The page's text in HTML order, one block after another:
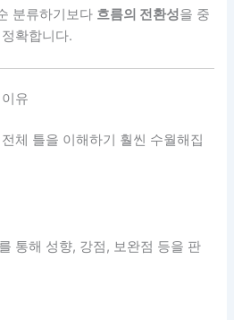
분류하기보다 흐름의 전환성을 중
확합니다.
유
체 틀을 이해하기 훨씬 수월해집
통해 성향, 강점, 보완점 등을 판